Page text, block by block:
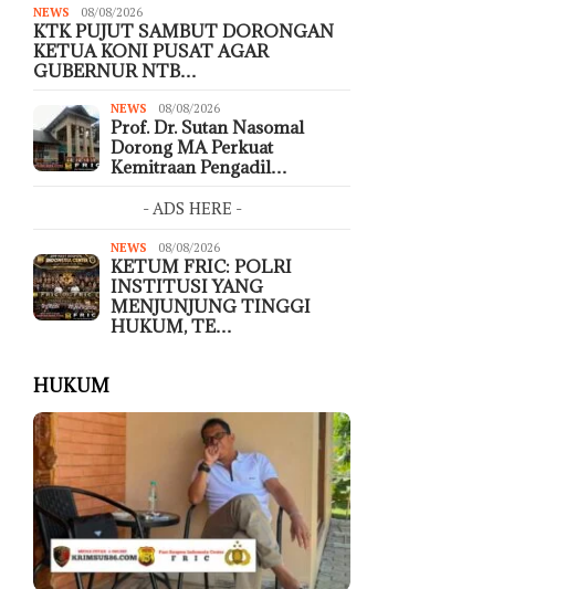
NEWS 08/08/2026
KTK PUJUT SAMBUT DORONGAN
KETUA KONI PUSAT AGAR
GUBERNUR NTB…
NEWS 08/08/2026
Prof. Dr. Sutan Nasomal
Dorong MA Perkuat
Kemitraan Pengadil…
- ADS HERE -
NEWS 08/08/2026
KETUM FRIC: POLRI
INSTITUSI YANG
MENJUNJUNG TINGGI
HUKUM, TE…
HUKUM